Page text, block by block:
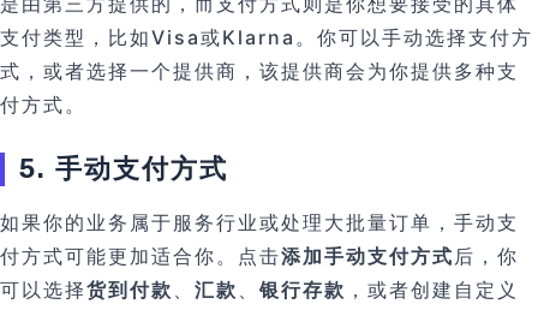
支付类型，比如Visa或Klarna。你可以手动选择支付方
式，或者选择一个提供商，该提供商会为你提供多种支
付方式。
5. 手动支付方式
如果你的业务属于服务行业或处理大批量订单，手动支
付方式可能更加适合你。点击添加手动支付方式 后，你
可以选择货到付款 、 汇款 、 银行存款 ，或者创建自定义